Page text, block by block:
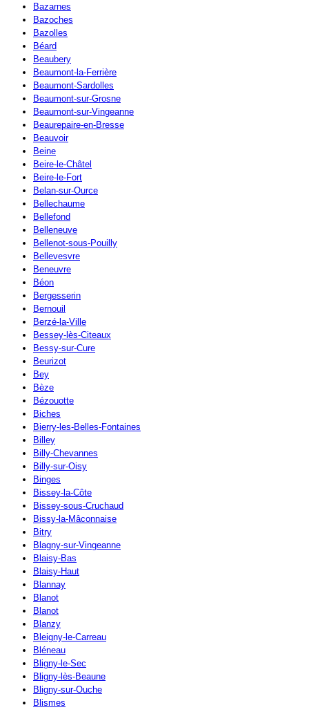
Bazarnes
Bazoches
Bazolles
Béard
Beaubery
Beaumont-la-Ferrière
Beaumont-Sardolles
Beaumont-sur-Grosne
Beaumont-sur-Vingeanne
Beaurepaire-en-Bresse
Beauvoir
Beine
Beire-le-Châtel
Beire-le-Fort
Belan-sur-Ource
Bellechaume
Bellefond
Belleneuve
Bellenot-sous-Pouilly
Bellevesvre
Beneuvre
Béon
Bergesserin
Bernouil
Berzé-la-Ville
Bessey-lès-Citeaux
Bessy-sur-Cure
Beurizot
Bey
Bèze
Bézouotte
Biches
Bierry-les-Belles-Fontaines
Billey
Billy-Chevannes
Billy-sur-Oisy
Binges
Bissey-la-Côte
Bissey-sous-Cruchaud
Bissy-la-Mâconnaise
Bitry
Blagny-sur-Vingeanne
Blaisy-Bas
Blaisy-Haut
Blannay
Blanot
Blanot
Blanzy
Bleigny-le-Carreau
Bléneau
Bligny-le-Sec
Bligny-lès-Beaune
Bligny-sur-Ouche
Blismes